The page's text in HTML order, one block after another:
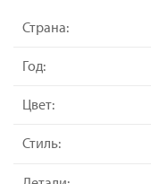
Страна:
Год:
Цвет:
Стиль: